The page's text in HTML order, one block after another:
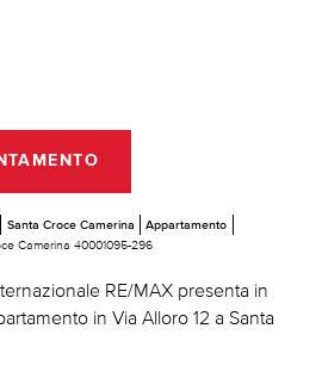
Santa Croce Camerina
Appartamento
Camerina 40001095-296
RE/MAX presenta in
in Via Alloro 12 a Santa